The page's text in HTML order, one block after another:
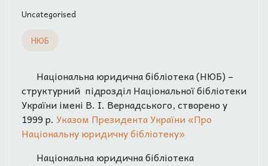
Uncategorised
НЮБ
Національна юридична бібліотека (НЮБ) –
структурний підрозділ Національної бібліотеки
України імені В. І. Вернадського, створено у
1999 р. Указом Президента України «Про
Національну юридичну бібліотеку»
Національна юридична бібліотека